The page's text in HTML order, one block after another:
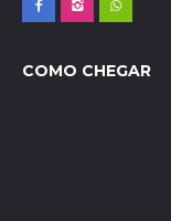
COMO CHEGAR